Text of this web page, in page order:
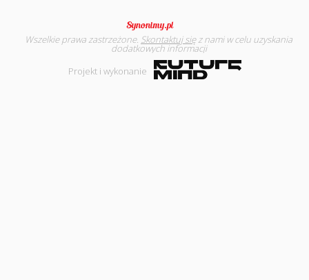
Wszelkie prawa zastrzeżone. Skontaktuj sięz nami w celu uzyskania
dodatkowych informacji
Projekt i wykonanie